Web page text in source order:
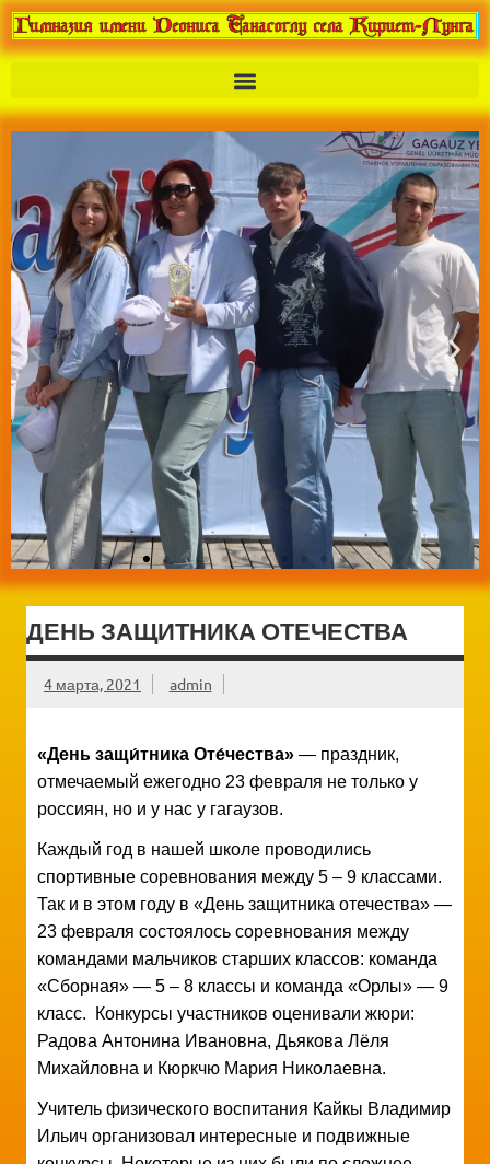
ДЕНЬ ЗАЩИТНИКА ОТЕЧЕСТВА
4 марта, 2021 admin
«День защи́тника Оте́чества» — праздник,
отмечаемый ежегодно 23 февраля не только у
россиян, но и у нас у гагаузов.
Каждый год в нашей школе проводились
спортивные соревнования между 5 – 9 классами.
Так и в этом году в «День защитника отечества» —
23 февраля состоялось соревнования между
командами мальчиков старших классов: команда
«Сборная» — 5 – 8 классы и команда «Орлы» — 9
класс. Конкурсы участников оценивали жюри:
Радова Антонина Ивановна, Дьякова Лёля
Михайловна и Кюркчю Мария Николаевна.
Учитель физического воспитания Кайкы Владимир
Ильич организовал интересные и подвижные